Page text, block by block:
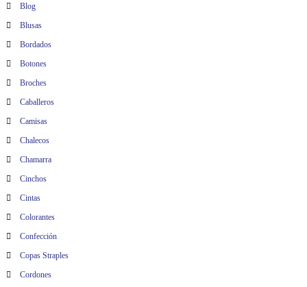
Blog
Blusas
Bordados
Botones
Broches
Caballeros
Camisas
Chalecos
Chamarra
Cinchos
Cintas
Colorantes
Confección
Copas Straples
Cordones